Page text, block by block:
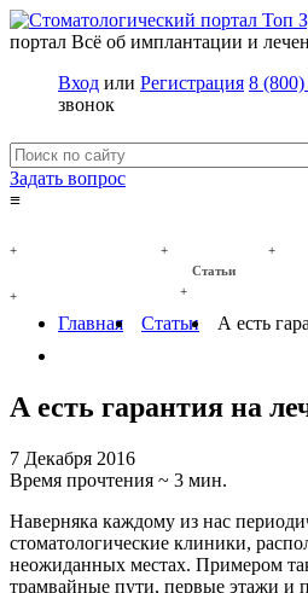
портал Всё об имплантации и
Вход или Регистрация 8
звонок
Задать вопрос
≡
+
+
+
+
Статьи
+
Главная Статьи А есть
А есть гарантия на
7 Декабря 2016
Время прочтения ~ 3 мин.
Наверняка каждому из нас
стоматологические клиники,
неожиданных местах. Примером
трамвайные пути, первые этажи и